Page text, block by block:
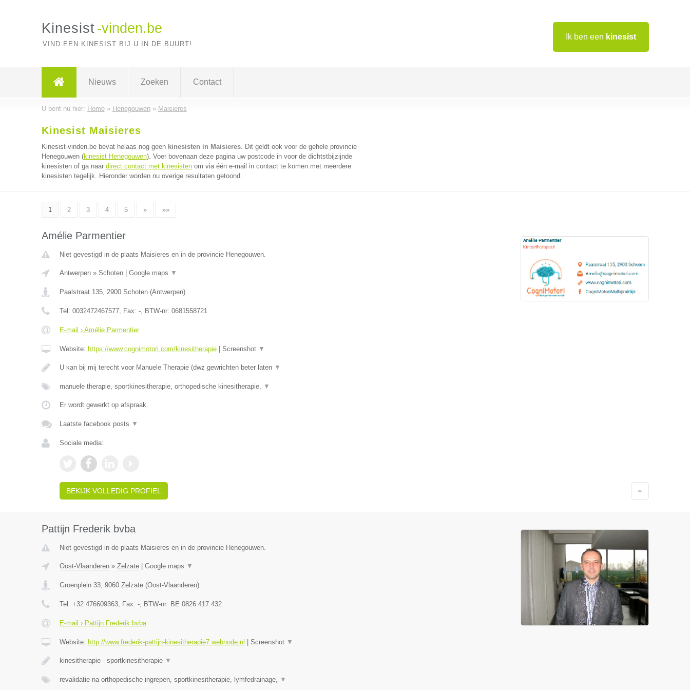
Ik ben een kinesist
Kinesist -vinden.be
VIND EEN KINESIST BIJ U IN DE BUURT!
Nieuws Zoeken Contact
U bent nu hier: Home» Henegouwen» Maisieres
Kinesist Maisieres
Kinesist-vinden.be bevat helaas nog geen kinesisten in Maisieres. Dit geldt ook voor de gehele provincie
Henegouwen (kinesist Henegouwen). Voer bovenaan deze pagina uw postcode in voor de dichtstbijzijnde
kinesisten of ga naar direct contact met kinesistenom via één e-mail in contact te komen met meerdere
kinesisten tegelijk. Hieronder worden nu overige resultaten getoond.
1 2 3 4 5 » »»
Amélie Parmentier
Niet gevestigd in de plaats Maisieres en in de provincie Henegouwen.
Antwerpen» Schoten| Google maps ▼
Paalstraat 135, 2900 Schoten(Antwerpen)
Tel: 0032472467577, Fax: -, BTW-nr: 0681558721
E-mail › Amélie Parmentier
Website: https://www.cognimotori.com/kinesitherapie| Screenshot ▼
U kan bij mij terecht voor Manuele Therapie (dwz gewrichten beter laten ▼
manuele therapie, sportkinesitherapie, orthopedische kinesitherapie, ▼
Er wordt gewerkt op afspraak.
Laatste facebook posts ▼
Sociale media:
BEKIJK VOLLEDIG PROFIEL
Pattijn Frederik bvba
Niet gevestigd in de plaats Maisieres en in de provincie Henegouwen.
Oost-Vlaanderen» Zelzate| Google maps ▼
Groenplein 33, 9060 Zelzate(Oost-Vlaanderen)
Tel: +32 476609363, Fax: -, BTW-nr: BE 0826.417.432
E-mail › Pattijn Frederik bvba
Website: http://www.frederik-pattijn-kinesitherapie7.webnode.nl Screenshot ▼
kinesitherapie - sportkinesitherapie ▼
revalidatie na orthopedische ingrepen, sportkinesitherapie, lymfedrainage, ▼